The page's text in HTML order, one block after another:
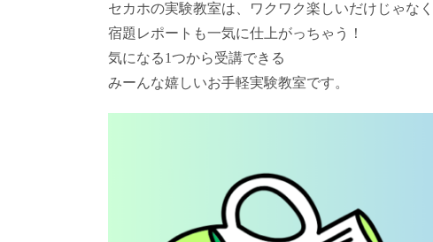
セカホの実験教室は、ワクワク楽しいだけじゃなく
宿題レポートも一気に仕上がっちゃう！
気になる1つから受講できる
みーんな嬉しいお手軽実験教室です。